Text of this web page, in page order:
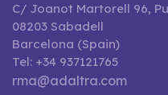
C/ Joanot Martorell 96,
08203 Sabadell
Barcelona (Spain)
Tel: +34 937121765
rma@adaltra.com